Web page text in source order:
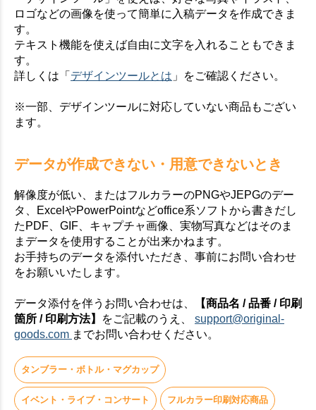
ロゴなどの画像を使って簡単に入稿データを作成できま
す。
テキスト機能を使えば自由に文字を入れることもできま
す。
詳しくは「 デザインツールとは 」をご確認ください。
※一部、デザインツールに対応していない商品もござい
ます。
データが作成できない・用意できないとき
解像度が低い、またはフルカラーのPNGやJEPGのデー
タ、ExcelやPowerPointなどoffice系ソフトから書きだし
たPDF、GIF、キャプチャ画像、実物写真などはそのま
まデータを使用することが出来かねます。
お手持ちのデータを添付いただき、事前にお問い合わせ
をお願いいたします。
データ添付を伴うお問い合わせは、
【商品名 / 品番 / 印刷
箇所 / 印刷方法】
をご記載のうえ、 support@original-
goods.com までお問い合わせください。
タンブラー・ボトル・マグカップ
イベント・ライブ・コンサート フルカラー印刷対応商品